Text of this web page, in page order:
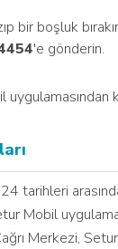
bir boşluk
'e gönderin.
tarihleri
Mobil
Merkezi,